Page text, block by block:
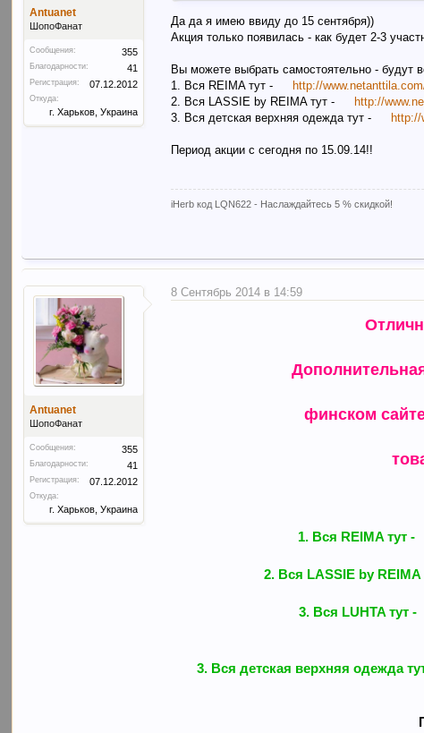
Antuanet
ШопоФанат
Сообщения: 355
Благодарности: 41
Регистрация: 07.12.2012
Откуда:
г. Харьков, Украина
Да да я имею ввиду до 15 сентября))
Акция только появилась - как будет 2-3
Вы можете выбрать самостоятельно - будут
1. Вся REIMA тут -
http://
2. Вся LASSIE by REIMA тут -
http://
3. Вся детская верхняя одежда тут -
Период акции с сегодня по 15.09.14!!
iHerb код LQN622 - Наслаждайтесь 5 % скидкой!
Antuanet
ШопоФанат
Сообщения: 355
Благодарности: 41
Регистрация: 07.12.2012
Откуда:
г. Харьков, Украина
8 Сентябрь 2014 в 14:59
финском
1. Вся REIMA тут -
2. Вся LASSIE by REIMA
3. Вся LUHTA тут -
3. Вся детская верхняя одежда